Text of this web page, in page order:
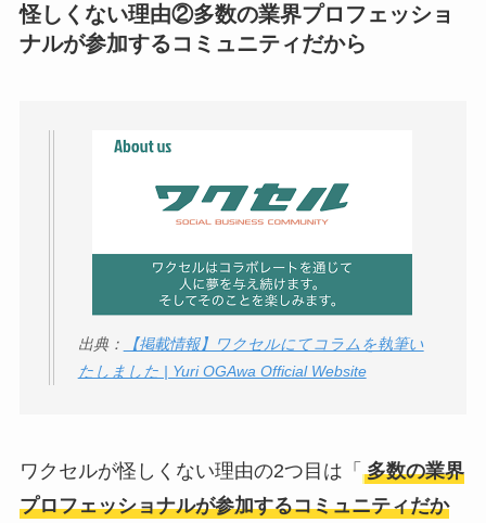
怪しくない理由②多数の業界プロフェッショ
ナルが参加するコミュニティだから
出典：
【掲載情報】ワクセルにてコラムを執筆い
たしました | Yuri OGAwa Official Website
ワクセルが怪しくない理由の2つ目は「 多数の業界
プロフェッショナルが参加するコミュニティだか